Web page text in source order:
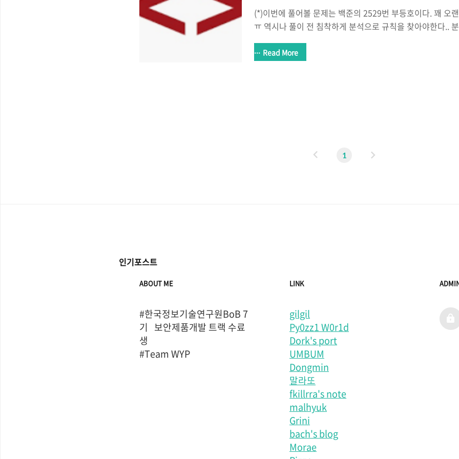
(*)이번에 풀어볼 문제는 백준의 2529번 부등호이다. 꽤 오
ㅠ 역시나 풀이 전 침착하게 분석으로 규칙을 찾아야한다..
지름길.. 2529번: 부등호 두 종류의 부등호 기호 ‘’가 k개 나
Read More
1
다
인기포스트
ABOUT ME
#한국정보기술연구원BoB 7
기   보안제품개발 트랙 수료
생
#Team WYP
LINK
gilgil
Py0zz1 W0r1d
Dork's port
UMBUM
Dongmin
말라또
fkillrra's note
malhyuk
Grini
bach's blog
Morae